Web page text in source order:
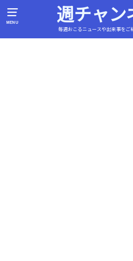
MENU 週チャン
毎週おこるニュースや出来事をご